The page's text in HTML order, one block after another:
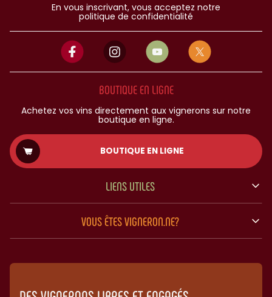
En vous inscrivant, vous acceptez notre
politique de confidentialité
BOUTIQUE EN LIGNE
Achetez vos vins directement aux vignerons sur notre
boutique en ligne.
BOUTIQUE EN LIGNE
LIENS UTILES
VOUS ÊTES VIGNERON.NE?